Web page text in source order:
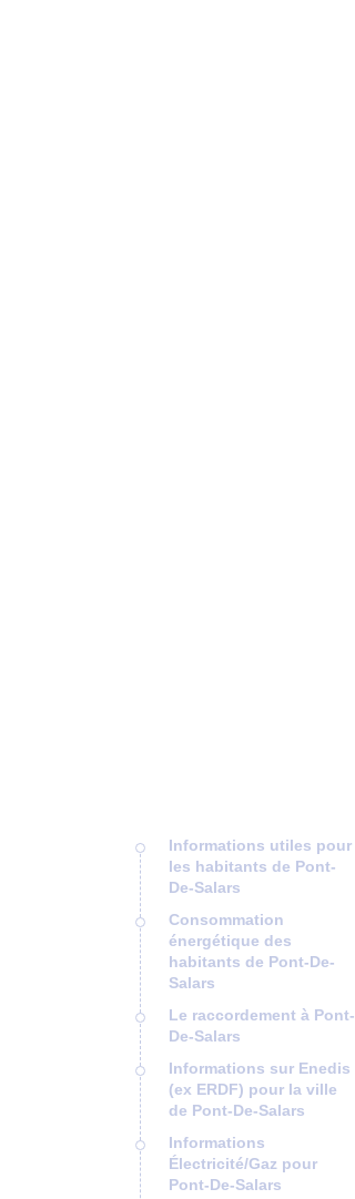
Informations utiles pour
les habitants de Pont-
De-Salars
Consommation
énergétique des
habitants de Pont-De-
Salars
Le raccordement à Pont-
De-Salars
Informations sur Enedis
(ex ERDF) pour la ville
de Pont-De-Salars
Informations
Électricité/Gaz pour
Pont-De-Salars